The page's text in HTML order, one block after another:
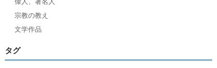
宗教の教え
文学作品
タグ